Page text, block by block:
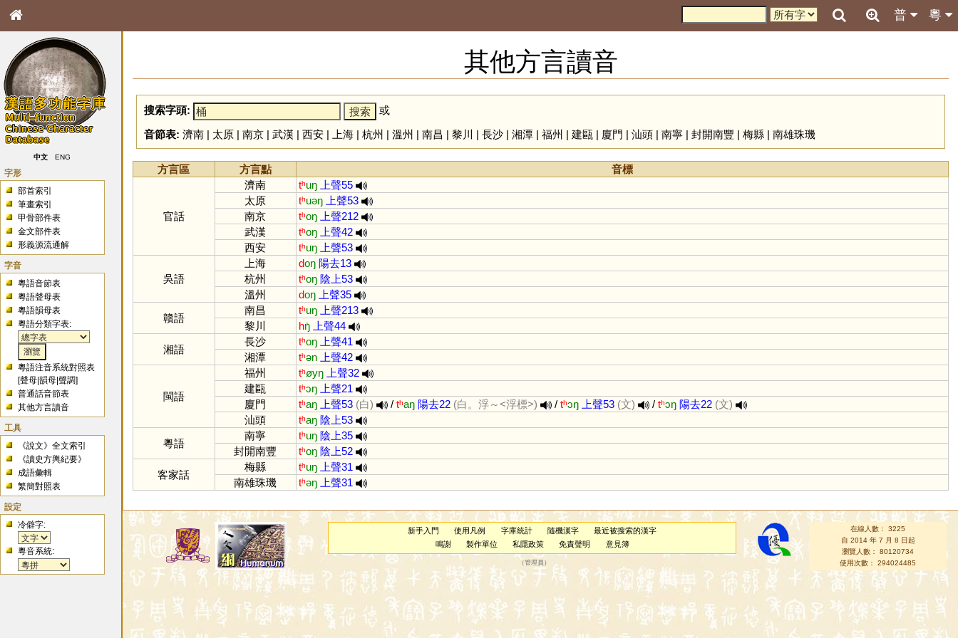
粵
普
中文 ENG
字形
部首索引
筆畫索引
甲骨部件表
金文部件表
形義源流通解
字音
粵語音節表
粵語聲母表
粵語韻母表
粵語分類字表:
粵語注音系統對照表
[聲母 |韻母 |聲調]
普通話音節表
其他方言讀音
工具
《說文》全文索引
《讀史方輿紀要》
成語彙輯
繁簡對照表
設定
冷僻字:
粵音系統:
其他方言讀音
搜索字頭:
或
音節表: 濟南| 太原| 南京| 武漢 | 西安| 上海| 杭州 | 溫州 | 南昌 | 黎川 | 長沙| 湘潭| 福州 | 建甌 | 廈門 | 汕頭| 南寧| 封開南豐 | 梅縣| 南雄珠璣
方言區 方言點 音標
官話
濟南 tʰuŋ
上聲55
太原
tʰuəŋ
上聲53
南京
tʰoŋ
上聲212
武漢
tʰoŋ
上聲42
西安
tʰuŋ 上聲53
吳語
上海 doŋ 陽去13
杭州
tʰoŋ 陰上53
溫州
doŋ
上聲35
贛語
南昌 tʰuŋ
上聲213
黎川
hŋ̍
上聲44
湘語
長沙 tʰoŋ
上聲41
湘潭
tʰən 上聲42
閩語
福州 tʰøyŋ
上聲32
建甌
tʰɔŋ
上聲21
廈門
tʰaŋ 上聲53 (白) / tʰaŋ 陽去22 (白。浮～<浮標>) / tʰɔŋ 上聲53 (文) / tʰɔŋ 陽去22 (文)
汕頭
tʰaŋ 陰上53
粵語
南寧 tʰuŋ 陰上35
封開南豐
tʰoŋ 陰上52
客家話
梅縣 tʰuŋ
上聲31
南雄珠璣
tʰəŋ 上聲31
新手入門 使用凡例 字庫統計 隨機漢字
最近被搜索的漢字
鳴謝
製作單位 私隱政策 免責聲明 意見簿
（管理員 ）
在線人數： 3225
自 2014 年 7 月 8 日起
瀏覽人數： 80120734
使用次數： 294024485